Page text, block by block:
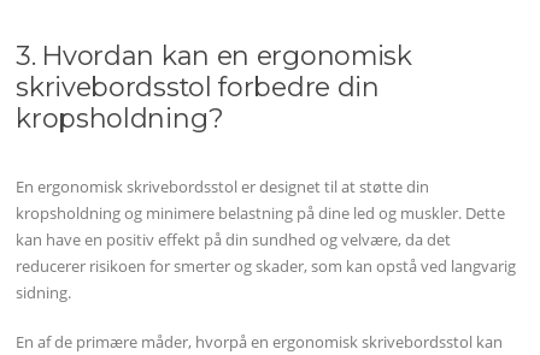
3. Hvordan kan en ergonomisk
skrivebordsstol forbedre din
kropsholdning?
En ergonomisk skrivebordsstol er designet til at støtte din
kropsholdning og minimere belastning på dine led og muskler. Dette
kan have en positiv effekt på din sundhed og velvære, da det
reducerer risikoen for smerter og skader, som kan opstå ved langvarig
sidning.
En af de primære måder, hvorpå en ergonomisk skrivebordsstol kan